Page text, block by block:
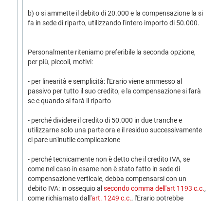
b) o si ammette il debito di 20.000 e la compensazione la si
fa in sede di riparto, utilizzando l'intero importo di 50.000.
Personalmente riteniamo preferibile la seconda opzione,
per più, piccoli, motivi:
- per linearità e semplicità: l'Erario viene ammesso al
passivo per tutto il suo credito, e la compensazione si farà
se e quando si farà il riparto
- perché dividere il credito di 50.000 in due tranche e
utilizzarne solo una parte ora e il residuo successivamente
ci pare un'inutile complicazione
- perché tecnicamente non è detto che il credito IVA, se
come nel caso in esame non è stato fatto in sede di
compensazione verticale, debba compensarsi con un
debito IVA: in ossequio al secondo comma dell'art 1193 c.c.,
come richiamato dall'art. 1249 c.c., l'Erario potrebbe